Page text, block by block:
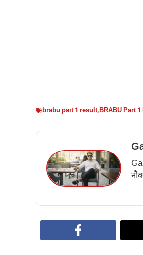
brabu part 1 result,BRABU Part 1